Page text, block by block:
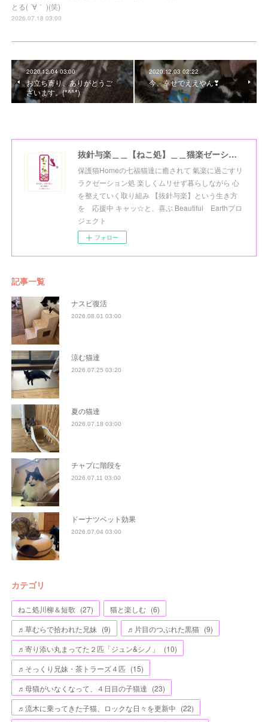
とる( ´∀｀ )(笑)
2026.07.18 03:00
2020.12.04 03:00
お立ち寄り、ありがとうご
ざいます。(*^^*)
2020.12.03 02:22
今、幸せでええやん❣
抜針与楽＿＿【ねこ処】＿＿猫楽ゼーションHome☆
保護猫Homeの七福猫達に癒されて 氣楽に過ごすリ
ラクゼーション処 楽しくムリせず暮らしながら 心
を整えていく取り組み 【抜針与楽】という生き方
を 応援中 キャッ☆と、喜ぶ Beautiful Earthプロ
ジェクト
フォロー
記事一覧
ナスビ復活
2026.08.01 03:00
涼む猫達
2026.07.25 03:20
夏の猫達
2026.07.18 03:00
チャプに階段を
2026.07.11 03:00
ドーナツベット効果
2026.07.04 03:00
カテゴリ
ねこ処川柳＆短歌 (27) 猫と楽しむ (6)
♬草むらで拾われた兄妹 (9) ♬片目のつぶれた黒猫 (9)
♬寄り添い丸まってた２匹「ジュン&シノ」
(10)
♬そっくり兄妹・茶トラーズ４匹 (15)
♬母猫がいなくなって、４日目の子猫達 (23)
♬流木に乗ってきた子猫、ロックな日々を更新中 (22)